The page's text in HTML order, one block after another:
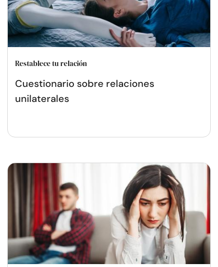
Restablece tu relación
Cuestionario sobre relaciones
unilaterales